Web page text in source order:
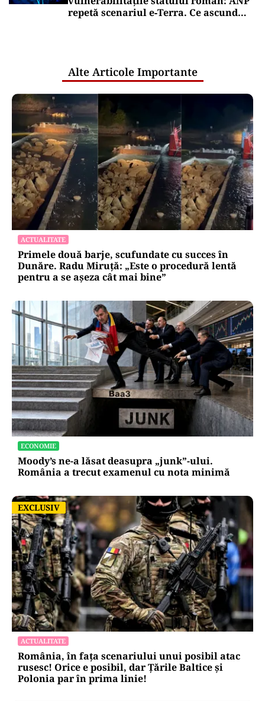
repetă scenariul e‑Terra. Ce ascund
Alte Articole Importante
ACTUALITATE
Primele două barje, scufundate cu succes în
Dunăre. Radu Miruță: „Este o procedură lentă
pentru a se așeza cât mai bine”
ECONOMIE
Moody’s ne-a lăsat deasupra „junk”-ului.
România a trecut examenul cu nota minimă
EXCLUSIV
EXCLUSIV
ACTUALITATE
România, în fața scenariului unui posibil atac
rusesc! Orice e posibil, dar Țările Baltice și
Polonia par în prima linie!